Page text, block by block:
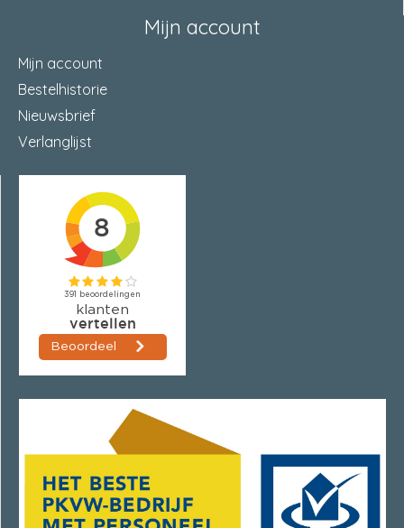
Mijn account
Mijn account
Bestelhistorie
Nieuwsbrief
Verlanglijst